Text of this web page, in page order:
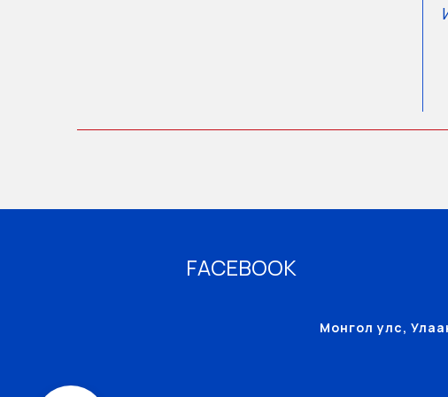
FACEBOOK
Монгол улс,